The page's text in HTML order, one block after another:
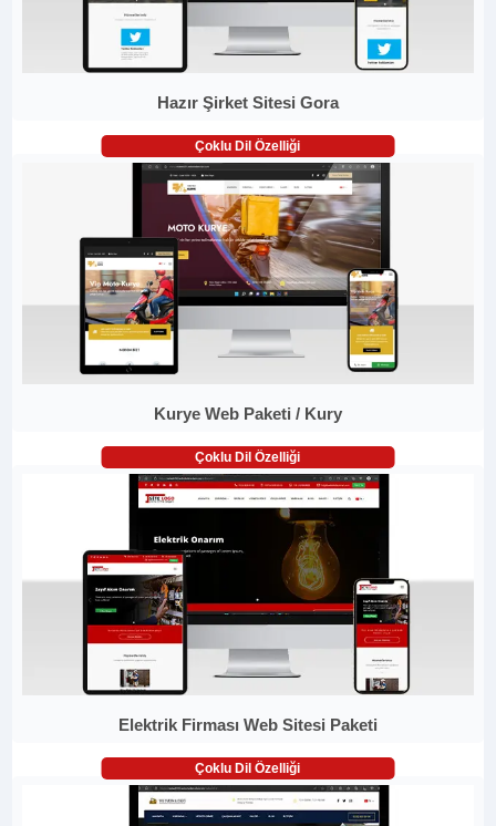
Hazır Şirket Sitesi Gora
Çoklu Dil Özelliği
Kurye Web Paketi / Kury
Çoklu Dil Özelliği
Elektrik Firması Web Sitesi Paketi
Çoklu Dil Özelliği